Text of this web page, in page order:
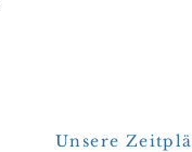
Unsere